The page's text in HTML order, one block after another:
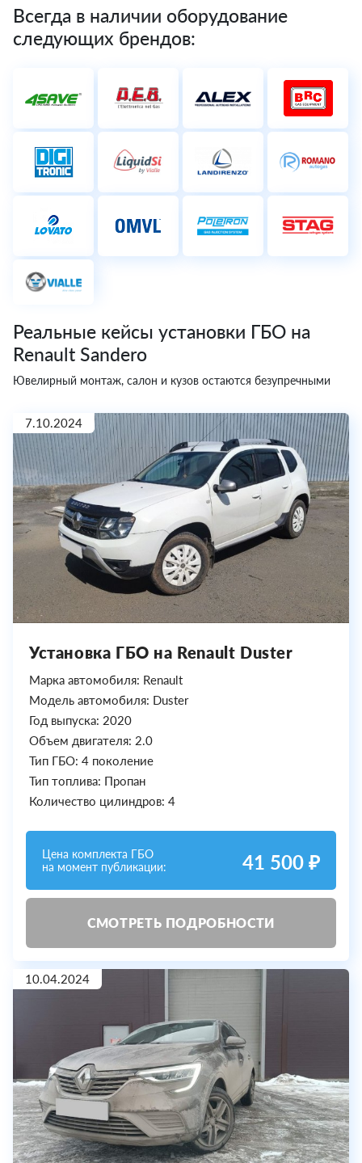
Всегда в наличии оборудование
следующих брендов:
Реальные кейсы установки ГБО на
Renault Sandero
Ювелирный монтаж, салон и кузов остаются безупречными
7.10.2024
Установка ГБО на Renault Duster
Марка автомобиля: Renault
Модель автомобиля: Duster
Год выпуска: 2020
Объем двигателя: 2.0
Тип ГБО: 4 поколение
Тип топлива: Пропан
Количество цилиндров: 4
Цена комплекта ГБО
на момент публикации:
41 500 ₽
СМОТРЕТЬ ПОДРОБНОСТИ
10.04.2024